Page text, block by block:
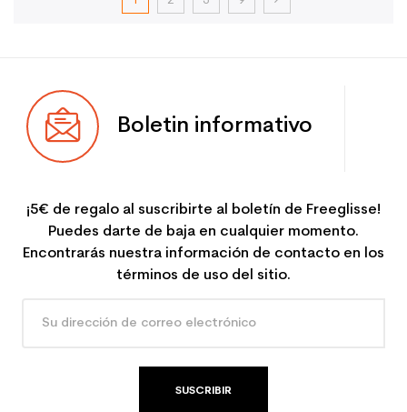
Boletin informativo
¡5€ de regalo al suscribirte al boletín de Freeglisse!
Puedes darte de baja en cualquier momento.
Encontrarás nuestra información de contacto en los
términos de uso del sitio.
SUSCRIBIR